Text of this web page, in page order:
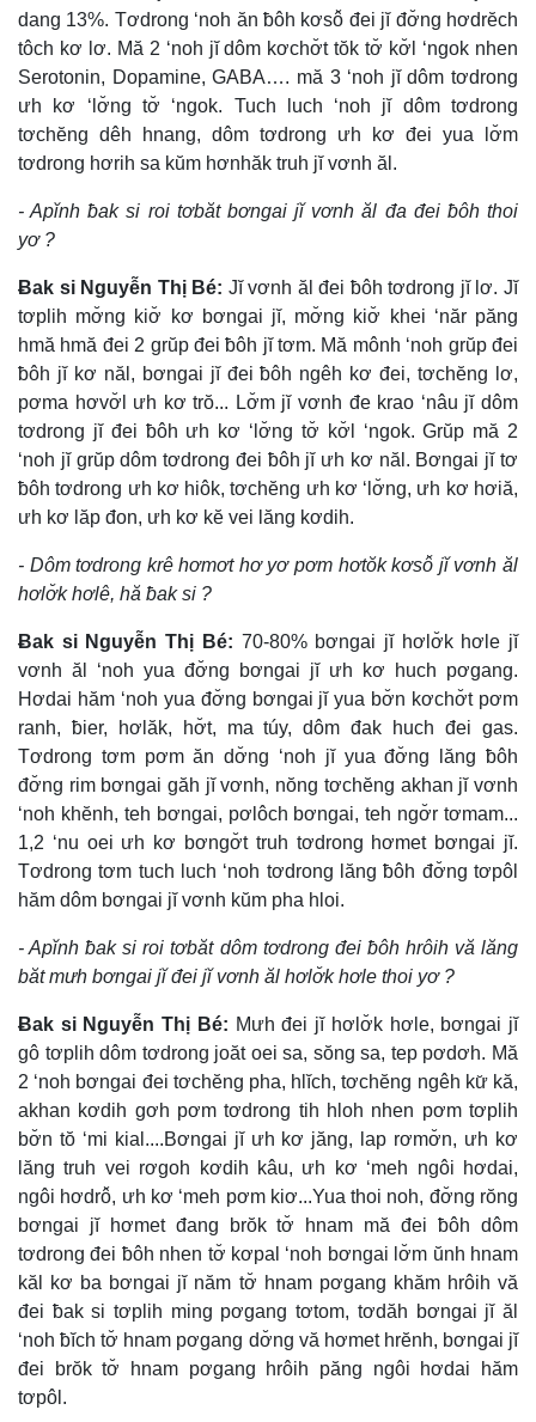
dang 13%. Tơdrong ‘noh ăn ƀôh kơsô̆ đei jĭ đơ̆ng hơdrĕch
tôch kơ lơ. Mă 2 ‘noh jĭ dôm kơchơ̆t tŏk tơ̆ kơ̆l ‘ngok nhen
Serotonin, Dopamine, GABA…. mă 3 ‘noh jĭ dôm tơdrong
ưh kơ ‘lơ̆ng tơ̆ ‘ngok. Tuch luch ‘noh jĭ dôm tơdrong
tơchĕng dêh hnang, dôm tơdrong ưh kơ đei yua lơ̆m
tơdrong hơrih sa kŭm hơnhăk truh jĭ vơnh ăl.
- Apĭnh ƀak si roi tơbăt bơngai jĭ vơnh ăl đa đei ƀôh thoi
yơ ?
Ƀak si Nguyễn Thị Bé: Jĭ vơnh ăl đei ƀôh tơdrong jĭ lơ. Jĭ
tơplih mơ̆ng kiơ̆ kơ bơngai jĭ, mơ̆ng kiơ̆ khei ‘năr păng
hmă hmă đei 2 grŭp đei ƀôh jĭ tơm. Mă mônh ‘noh grŭp đei
ƀôh jĭ kơ năl, bơngai jĭ đei ƀôh ngêh kơ đei, tơchĕng lơ,
pơma hơvơ̆l ưh kơ trŏ... Lơ̆m jĭ vơnh đe krao ‘nâu jĭ dôm
tơdrong jĭ đei ƀôh ưh kơ ‘lơ̆ng tơ̆ kơ̆l ‘ngok. Grŭp mă 2
‘noh jĭ grŭp dôm tơdrong đei ƀôh jĭ ưh kơ năl. Bơngai jĭ tơ
ƀôh tơdrong ưh kơ hiôk, tơchĕng ưh kơ ‘lơ̆ng, ưh kơ hơiă,
ưh kơ lăp đon, ưh kơ kĕ vei lăng kơdih.
- Dôm tơdrong krê hơmơt hơ yơ pơm hơtŏk kơsô̆ jĭ vơnh ăl
hơlơ̆k hơlê, hă ƀak si ?
Ƀak si Nguyễn Thị Bé: 70-80% bơngai jĭ hơlơ̆k hơle jĭ
vơnh ăl ‘noh yua đơ̆ng bơngai jĭ ưh kơ huch pơgang.
Hơdai hăm ‘noh yua đơ̆ng bơngai jĭ yua bơ̆n kơchơ̆t pơm
ranh, ƀier, hơlăk, hơ̆t, ma túy, dôm đak huch đei gas.
Tơdrong tơm pơm ăn dơ̆ng ‘noh jĭ yua đơ̆ng lăng ƀôh
đơ̆ng rim bơngai găh jĭ vơnh, nŏng tơchĕng akhan jĭ vơnh
‘noh khĕnh, teh bơngai, pơlôch bơngai, teh ngơ̆r tơmam...
1,2 ‘nu oei ưh kơ bơngơ̆t truh tơdrong hơmet bơngai jĭ.
Tơdrong tơm tuch luch ‘noh tơdrong lăng ƀôh đơ̆ng tơpôl
hăm dôm bơngai jĭ vơnh kŭm pha hloi.
- Apĭnh ƀak si roi tơbăt dôm tơdrong đei ƀôh hrôih vă lăng
băt mưh bơngai jĭ đei jĭ vơnh ăl hơlơ̆k hơle thoi yơ ?
Ƀak si Nguyễn Thị Bé: Mưh đei jĭ hơlơ̆k hơle, bơngai jĭ
gô tơplih dôm tơdrong joăt oei sa, sŏng sa, tep pơdơh. Mă
2 ‘noh bơngai đei tơchĕng pha, hlĭch, tơchĕng ngêh kư̆ kă,
akhan kơdih gơh pơm tơdrong tih hloh nhen pơm tơplih
bơ̆n tŏ ‘mi kial....Bơngai jĭ ưh kơ jăng, lap rơmơ̆n, ưh kơ
lăng truh vei rơgoh kơdih kâu, ưh kơ ‘meh ngôi hơdai,
ngôi hơdrô̆, ưh kơ ‘meh pơm kiơ...Yua thoi noh, đơ̆ng rŏng
bơngai jĭ hơmet đang brŏk tơ̆ hnam mă đei ƀôh dôm
tơdrong đei ƀôh nhen tơ̆ kơpal ‘noh bơngai lơ̆m ŭnh hnam
kăl kơ ba bơngai jĭ năm tơ̆ hnam pơgang khăm hrôih vă
đei ƀak si tơplih ming pơgang tơtom, tơdăh bơngai jĭ ăl
‘noh ƀĭch tơ̆ hnam pơgang dơ̆ng vă hơmet hrĕnh, bơngai jĭ
đei brŏk tơ̆ hnam pơgang hrôih păng ngôi hơdai hăm
tơpôl.